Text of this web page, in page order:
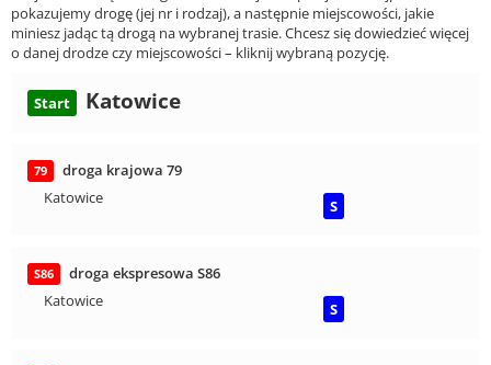
pokazujemy drogę (jej nr i rodzaj), a następnie miejscowości, jakie
miniesz jadąc tą drogą na wybranej trasie. Chcesz się dowiedzieć więcej
o danej drodze czy miejscowości – kliknij wybraną pozycję.
Start Katowice
79
droga krajowa 79
Katowice
S
S86
droga ekspresowa S86
Katowice
S